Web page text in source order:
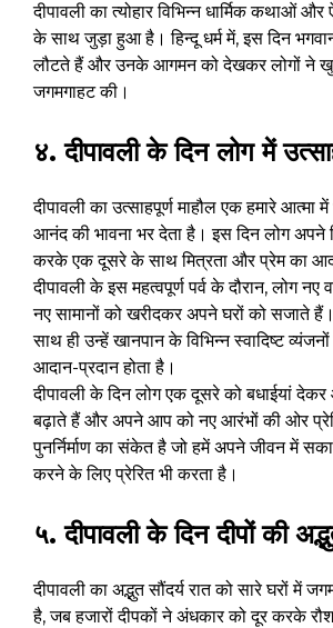
दीपावली का त्योहार विभिन्न धार्मिक कथाओं
के साथ जुड़ा हुआ है। हिन्दू धर्म में, इस दिन
लौटते हैं और उनके आगमन को देखकर लोगों ने
जगमगाहट की।
४. दीपावली के दिन लोग में
दीपावली का उत्साहपूर्ण माहौल एक हमारे आत्मा
आनंद की भावना भर देता है। इस दिन लोग अपने
करके एक दूसरे के साथ मित्रता और प्रेम का
दीपावली के इस महत्वपूर्ण पर्व के दौरान, लोग
नए सामानों को खरीदकर अपने घरों को सजाते
साथ ही उन्हें खानपान के विभिन्न स्वादिष्ट
आदान-प्रदान होता है।
दीपावली के दिन लोग एक दूसरे को बधाईयां
बढ़ाते हैं और अपने आप को नए आरंभों की ओर
पुनर्निर्माण का संकेत है जो हमें अपने जीवन में
करने के लिए प्रेरित भी करता है।
५. दीपावली के दिन दीपों की
दीपावली का अद्भुत सौंदर्य रात को सारे घरों में
है, जब हजारों दीपकों ने अंधकार को दूर करके